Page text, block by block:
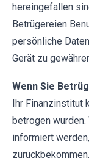
hereingefallen
Betrügereien
persönliche
Gerät zu
Wenn Sie
Ihr Finanzinstitut
betrogen
informiert
zurückbekommen.